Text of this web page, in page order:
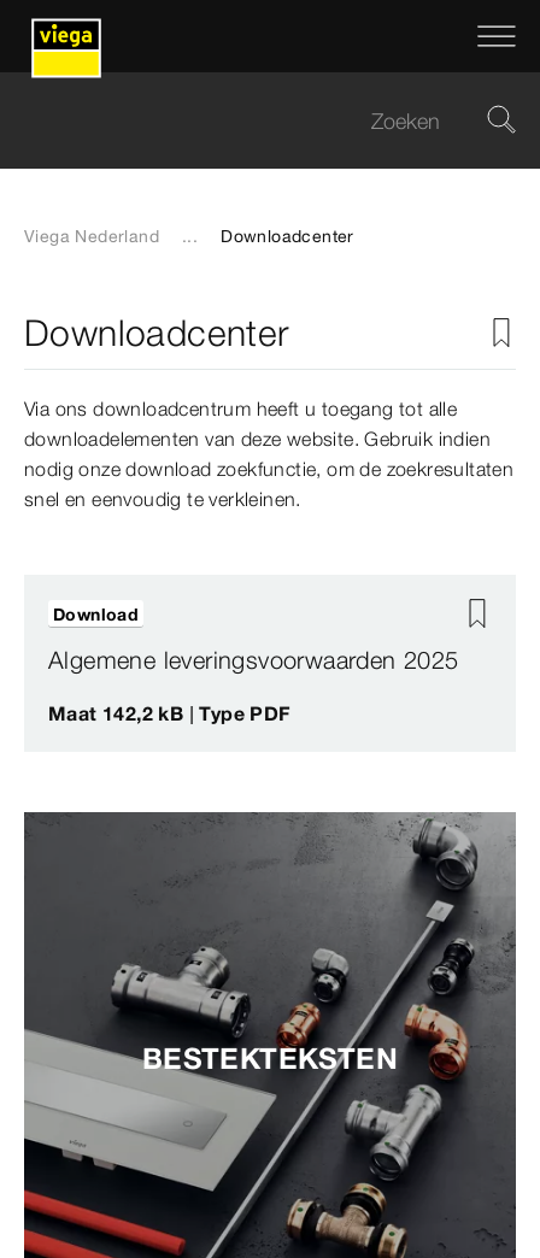
Viega Nederland ... Downloadcenter
Downloadcenter
Via ons downloadcentrum heeft u toegang tot alle
downloadelementen van deze website. Gebruik indien
nodig onze download zoekfunctie, om de zoekresultaten
snel en eenvoudig te verkleinen.
Algemene leveringsvoorwaarden 2025
Maat 142,2 kB | Type PDF
Download
BESTEKTEKSTEN